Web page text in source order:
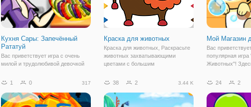
Кухня Сары: Запечённый
Рататуй
Вас приветствует игра с очень
милой и трудолюбивой девочкой
радовать очень диетическим
Запечённый Рататуй" Сара
подготовила для вас очень
Краска для животных
Краска для животных, Раскрасьте
животных захватывающими
цветами с большим
Раскрасьте животных в цвета по
занимательная игра позволяет
рисовать, раскрашивать,
Мой Магазин
Вас
популярная
Животных"!
милыми
виртуальном
животных! В
1 0 317 38 2 3.44 K 24 2